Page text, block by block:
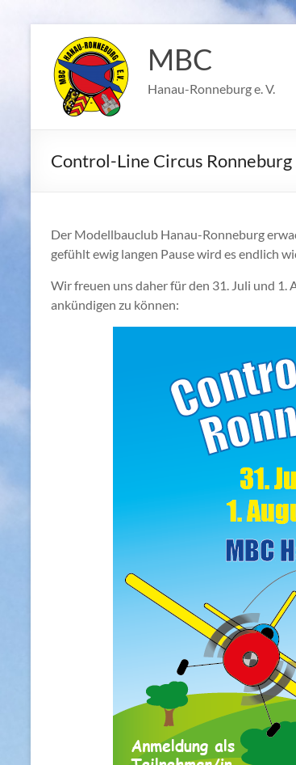
Inhalt
springen
MBC
Hanau-Ronneburg e. V.
Control-Line Circus
Der Modellbauclub Hanau-Ronneburg
gefühlt ewig langen Pause wird es endlich
Wir freuen uns daher für den 31. Juli und
ankündigen zu können: